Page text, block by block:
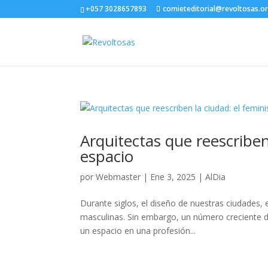
+057 3028657893
Arquitectas que
espacio
porWebmaster | Ene 3, 2025 |AlDia
Durante siglos, el diseño de nuestras
masculinas. Sin embargo, un número
un espacio en una profesión...